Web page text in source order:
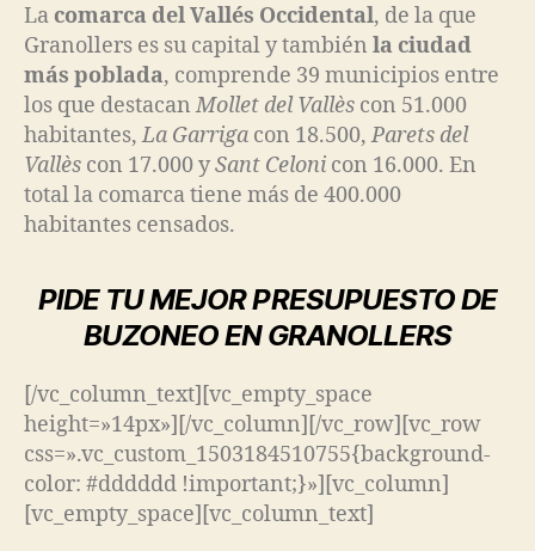
La comarca del Vallés Occidental, de la que
Granollers es su capital y también la ciudad
más poblada, comprende 39 municipios entre
los que destacanMollet del Vallès con 51.000
habitantes,La Garriga con 18.500,Parets del
Vallès con 17.000 ySant Celoni con 16.000. En
total la comarca tiene más de 400.000
habitantes censados.
PIDE TU MEJOR PRESUPUESTO DE
BUZONEO EN GRANOLLERS
[/vc_column_text][vc_empty_space
height=»14px»][/vc_column][/vc_row][vc_row
css=».vc_custom_1503184510755{background-
color: #dddddd !important;}»][vc_column]
[vc_empty_space][vc_column_text]